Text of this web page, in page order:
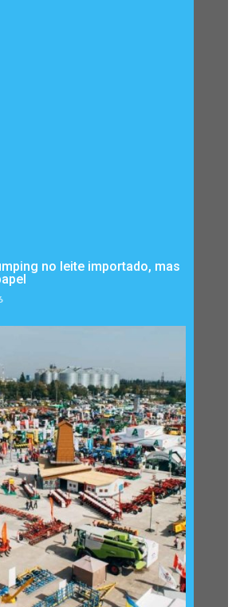
no leite importado, mas